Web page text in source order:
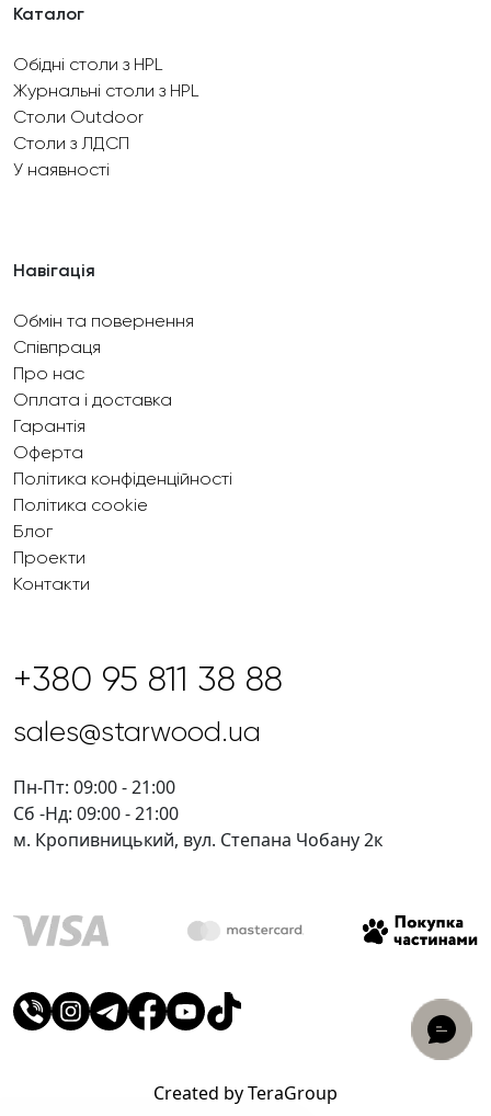
Каталог
Обідні столи з HPL
Журнальні столи з HPL
Столи Outdoor
Столи з ЛДСП
У наявності
Навігація
Обмін та повернення
Співпраця
Про нас
Оплата і доставка
Гарантія
Оферта
Політика конфіденційності
Політика cookie
Блог
Проекти
Контакти
+380 95 811 38 88
sales@starwood.ua
Пн-Пт: 09:00 - 21:00
Сб -Нд: 09:00 - 21:00
м. Кропивницький, вул. Степана Чобану 2к
Created by TeraGroup